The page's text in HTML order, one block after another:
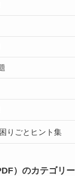
りごとヒント集
）のカテゴリー